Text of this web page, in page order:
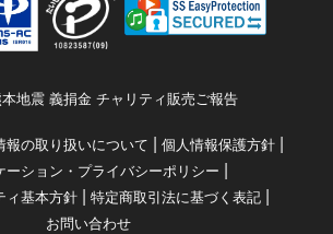
地震 義捐金 チャリティ販売ご報告
報の取り扱いについて | 個人情報保護方針|
ーション・プライバシーポリシー |
ィ基本方針 | 特定商取引法に基づく表記 |
お問い合わせ